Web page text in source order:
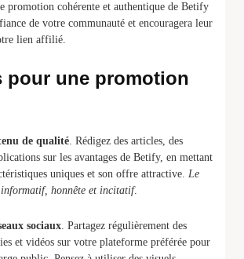
promotion cohérente et authentique de Betify
de votre communauté et encouragera leur
lien affilié.
pour une promotion
de qualité. Rédigez des articles, des
sur les avantages de Betify, en mettant
uniques et son offre attractive. Le
honnête et incitatif.
sociaux. Partagez régulièrement des
et vidéos sur votre plateforme préférée pour